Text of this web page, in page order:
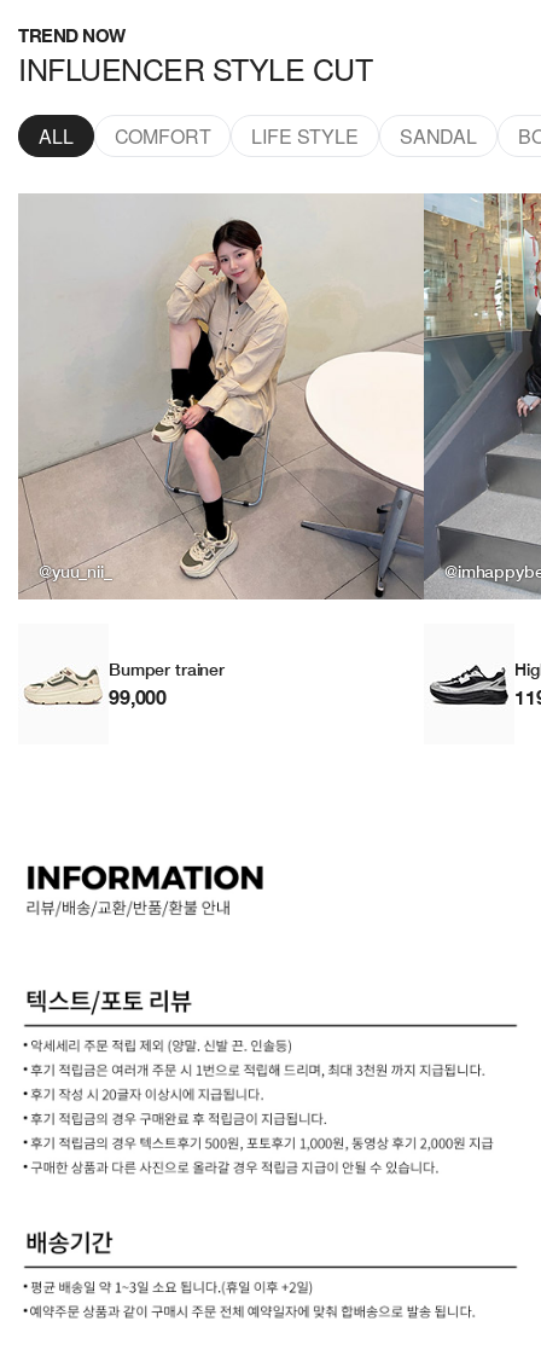
TREND NOW
INFLUENCER STYLE CUT
ALL COMFORT LIFE STYLE SANDAL
@yuu_nii_
Bumper trainer
99,000